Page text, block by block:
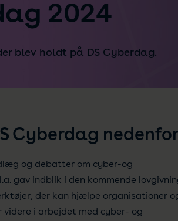
2024
blev holdt på DS Cyberdag.
Cyberdag
og debatter om cyber-og
gav indblik i den kommende
der kan hjælpe organisationer
videre i arbejdet med cyber- og